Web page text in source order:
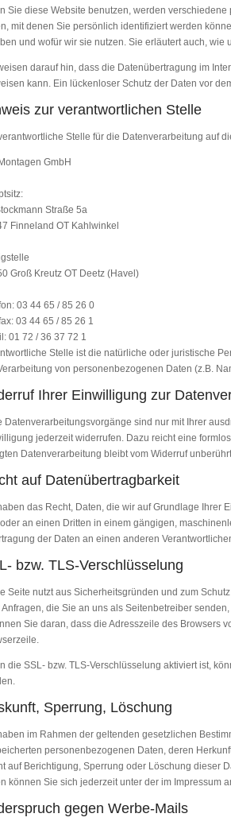
Sie diese Website benutzen, werden
mit denen Sie persönlich identifiziert werden
und wofür wir sie nutzen. Sie erläutert auch, wie
darauf hin, dass die Datenübertragung im
kann. Ein lückenloser Schutz der Daten vor
zur verantwortlichen Stelle
Stelle für die Datenverarbeitung auf
GmbH
Straße 5a
Finneland OT Kahlwinkel
Groß Kreutz OT Deetz (Havel)
03 44 65 / 85 26 0
03 44 65 / 85 26 1
01 72 / 36 37 72 1
Stelle ist die natürliche oder juristische
von personenbezogenen Daten (z.B.
Ihrer Einwilligung zur
Datenverarbeitungsvorgänge sind nur mit Ihrer
jederzeit widerrufen. Dazu reicht eine
Datenverarbeitung bleibt vom Widerruf
auf Datenübertragbarkeit
das Recht, Daten, die wir auf Grundlage Ihrer
an einen Dritten in einem gängigen,
der Daten an einen anderen
bzw. TLS-Verschlüsselung
Seite nutzt aus Sicherheitsgründen und zum
Anfragen, die Sie an uns als Seitenbetreiber
Sie daran, dass die Adresszeile des Browsers
die SSL- bzw. TLS-Verschlüsselung aktiviert ist,
Sperrung, Löschung
im Rahmen der geltenden gesetzlichen
personenbezogenen Daten, deren
auf Berichtigung, Sperrung oder Löschung dieser
können Sie sich jederzeit unter der im Impressum
gegen Werbe-Mails